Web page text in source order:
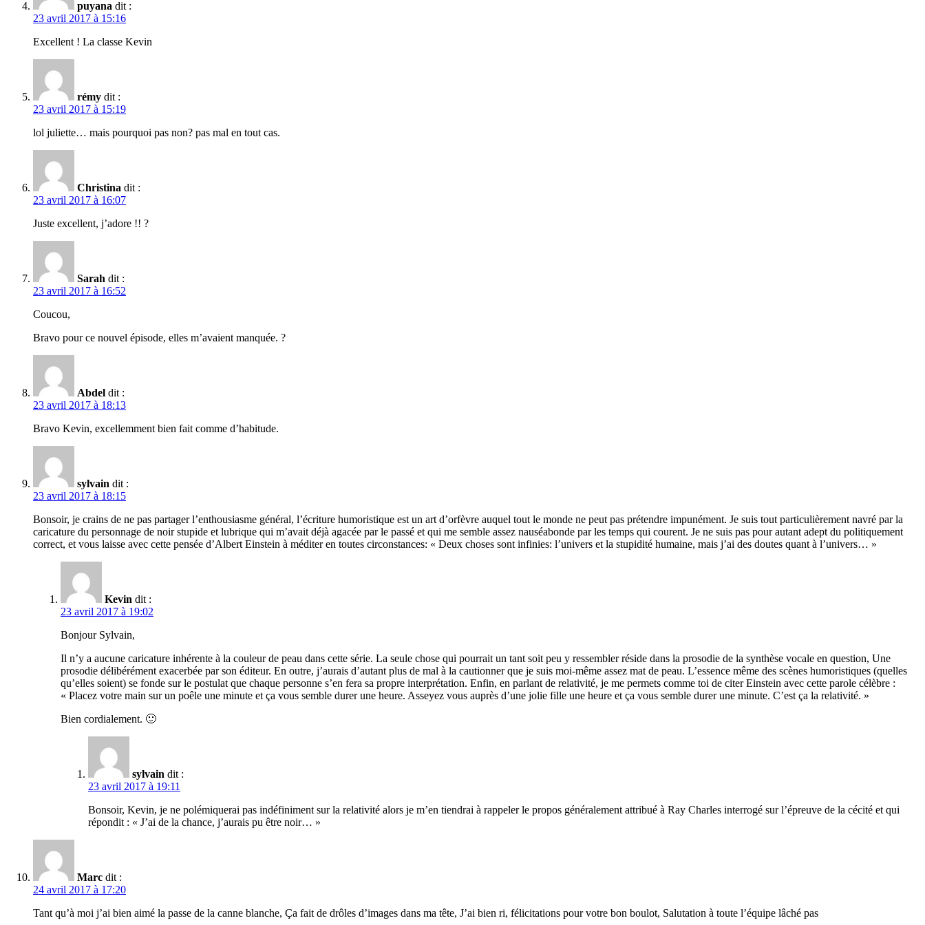
puyana dit :
23 avril 2017 à 15:16
Excellent ! La classe Kevin
rémy dit :
23 avril 2017 à 15:19
lol juliette… mais pourquoi pas non? pas mal en tout cas.
Christina dit :
23 avril 2017 à 16:07
Juste excellent, j’adore !! ?
Sarah dit :
23 avril 2017 à 16:52
Coucou,
Bravo pour ce nouvel épisode, elles m’avaient manquée. ?
Abdel dit :
23 avril 2017 à 18:13
Bravo Kevin, excellemment bien fait comme d’habitude.
sylvain dit :
23 avril 2017 à 18:15
Bonsoir, je crains de ne pas partager l’enthousiasme général, l’écriture humoristique est un art d’orfèvre auquel tout le monde ne peut pas prétendre impunément. Je suis tout particulièrement navré par la
caricature du personnage de noir stupide et lubrique qui m’avait déjà agacée par le passé et qui me semble assez nauséabonde par les temps qui courent. Je ne suis pas pour autant adept du politiquement
correct, et vous laisse avec cette pensée d’Albert Einstein à méditer en toutes circonstances: « Deux choses sont infinies: l’univers et la stupidité humaine, mais j’ai des doutes quant à l’univers… »
Kevin dit :
23 avril 2017 à 19:02
Bonjour Sylvain,
Il n’y a aucune caricature inhérente à la couleur de peau dans cette série. La seule chose qui pourrait un tant soit peu y ressembler réside dans la prosodie de la synthèse vocale en question, Une
prosodie délibérément exacerbée par son éditeur. En outre, j’aurais d’autant plus de mal à la cautionner que je suis moi-même assez mat de peau. L’essence même des scènes humoristiques (quelles
qu’elles soient) se fonde sur le postulat que chaque personne s’en fera sa propre interprétation. Enfin, en parlant de relativité, je me permets comme toi de citer Einstein avec cette parole célèbre :
« Placez votre main sur un poêle une minute et ça vous semble durer une heure. Asseyez vous auprès d’une jolie fille une heure et ça vous semble durer une minute. C’est ça la relativité. »
Bien cordialement. 🙂
sylvain dit :
23 avril 2017 à 19:11
Bonsoir, Kevin, je ne polémiquerai pas indéfiniment sur la relativité alors je m’en tiendrai à rappeler le propos généralement attribué à Ray Charles interrogé sur l’épreuve de la cécité et qui
répondit : « J’ai de la chance, j’aurais pu être noir… »
Marc dit :
24 avril 2017 à 17:20
Tant qu’à moi j’ai bien aimé la passe de la canne blanche, Ça fait de drôles d’images dans ma tête, J’ai bien ri, félicitations pour votre bon boulot, Salutation à toute l’équipe lâché pas